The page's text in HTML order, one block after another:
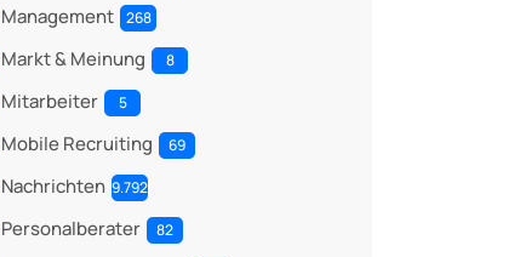
Management 268
Markt & Meinung 8
Mitarbeiter 5
Mobile Recruiting 69
Nachrichten 9.792
Personalberater 82